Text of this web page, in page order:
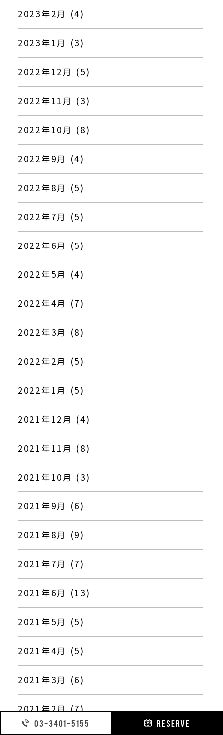
2023年2月 (4)
2023年1月 (3)
2022年12月 (5)
2022年11月 (3)
2022年10月 (8)
2022年9月 (4)
2022年8月 (5)
2022年7月 (5)
2022年6月 (5)
2022年5月 (4)
2022年4月 (7)
2022年3月 (8)
2022年2月 (5)
2022年1月 (5)
2021年12月 (4)
2021年11月 (8)
2021年10月 (3)
2021年9月 (6)
2021年8月 (9)
2021年7月 (7)
2021年6月 (13)
2021年5月 (5)
2021年4月 (5)
2021年3月 (6)
2021年2月 (7)
03-3401-5155 RESERVE